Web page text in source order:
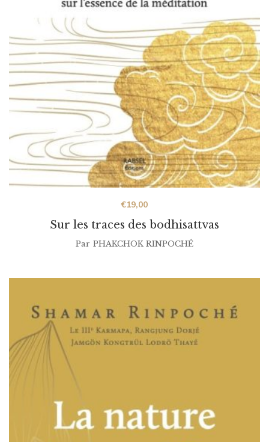
Sur les traces des bodhisattvas
€19,00
Par PHAKCHOK RINPOCHÉ